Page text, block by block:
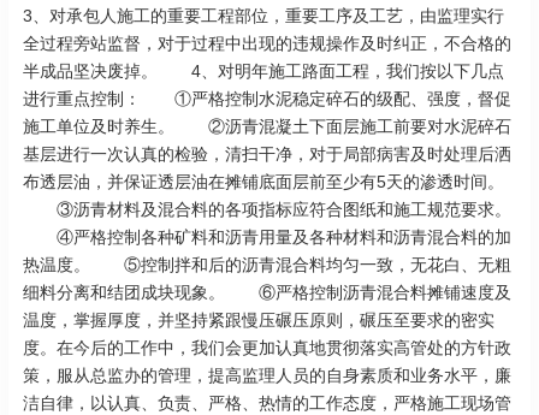
3、对承包人施工的重要工程部位，重要工序及工艺，由监理实行
全过程旁站监督，对于过程中出现的违规操作及时纠正，不合格的
半成品坚决废掉。 4、对明年施工路面工程，我们按以下几点
进行重点控制： ①严格控制水泥稳定碎石的级配、强度，督促
施工单位及时养生。 ②沥青混凝土下面层施工前要对水泥碎石
基层进行一次认真的检验，清扫干净，对于局部病害及时处理后洒
布透层油，并保证透层油在摊铺底面层前至少有5天的渗透时间。
③沥青材料及混合料的各项指标应符合图纸和施工规范要求。
④严格控制各种矿料和沥青用量及各种材料和沥青混合料的加
热温度。 ⑤控制拌和后的沥青混合料均匀一致，无花白、无粗
细料分离和结团成块现象。 ⑥严格控制沥青混合料摊铺速度及
温度，掌握厚度，并坚持紧跟慢压碾压原则，碾压至要求的密实
度。在今后的工作中，我们会更加认真地贯彻落实高管处的方针政
策，服从总监办的管理，提高监理人员的自身素质和业务水平，廉
洁自律，以认真、负责、严格、热情的工作态度，严格施工现场管